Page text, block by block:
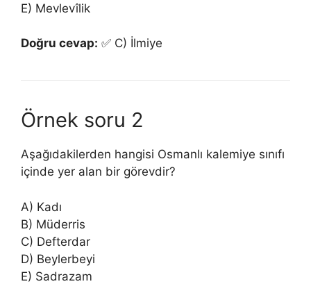
E) Mevlevîlik
Doğru cevap: ✅ C) İlmiye
Örnek soru 2
Aşağıdakilerden hangisi Osmanlı kalemiye sınıfı
içinde yer alan bir görevdir?
A) Kadı
B) Müderris
C) Defterdar
D) Beylerbeyi
E) Sadrazam